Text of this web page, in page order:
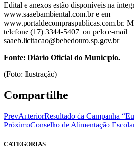
Edital e anexos estão disponíveis na
www.saaebambiental.com.br e em
www.portaldecompraspublicas.com.br.
telefone (17) 3344-5407, ou pelo e-mail
saaeb.licitacao@bebedouro.sp.gov.br
Fonte: Diário Oficial do Município.
(Foto: Ilustração)
Compartilhe
PrevAnteriorResultado da Campanha
PróximoConselho de Alimentação
CATEGORIAS